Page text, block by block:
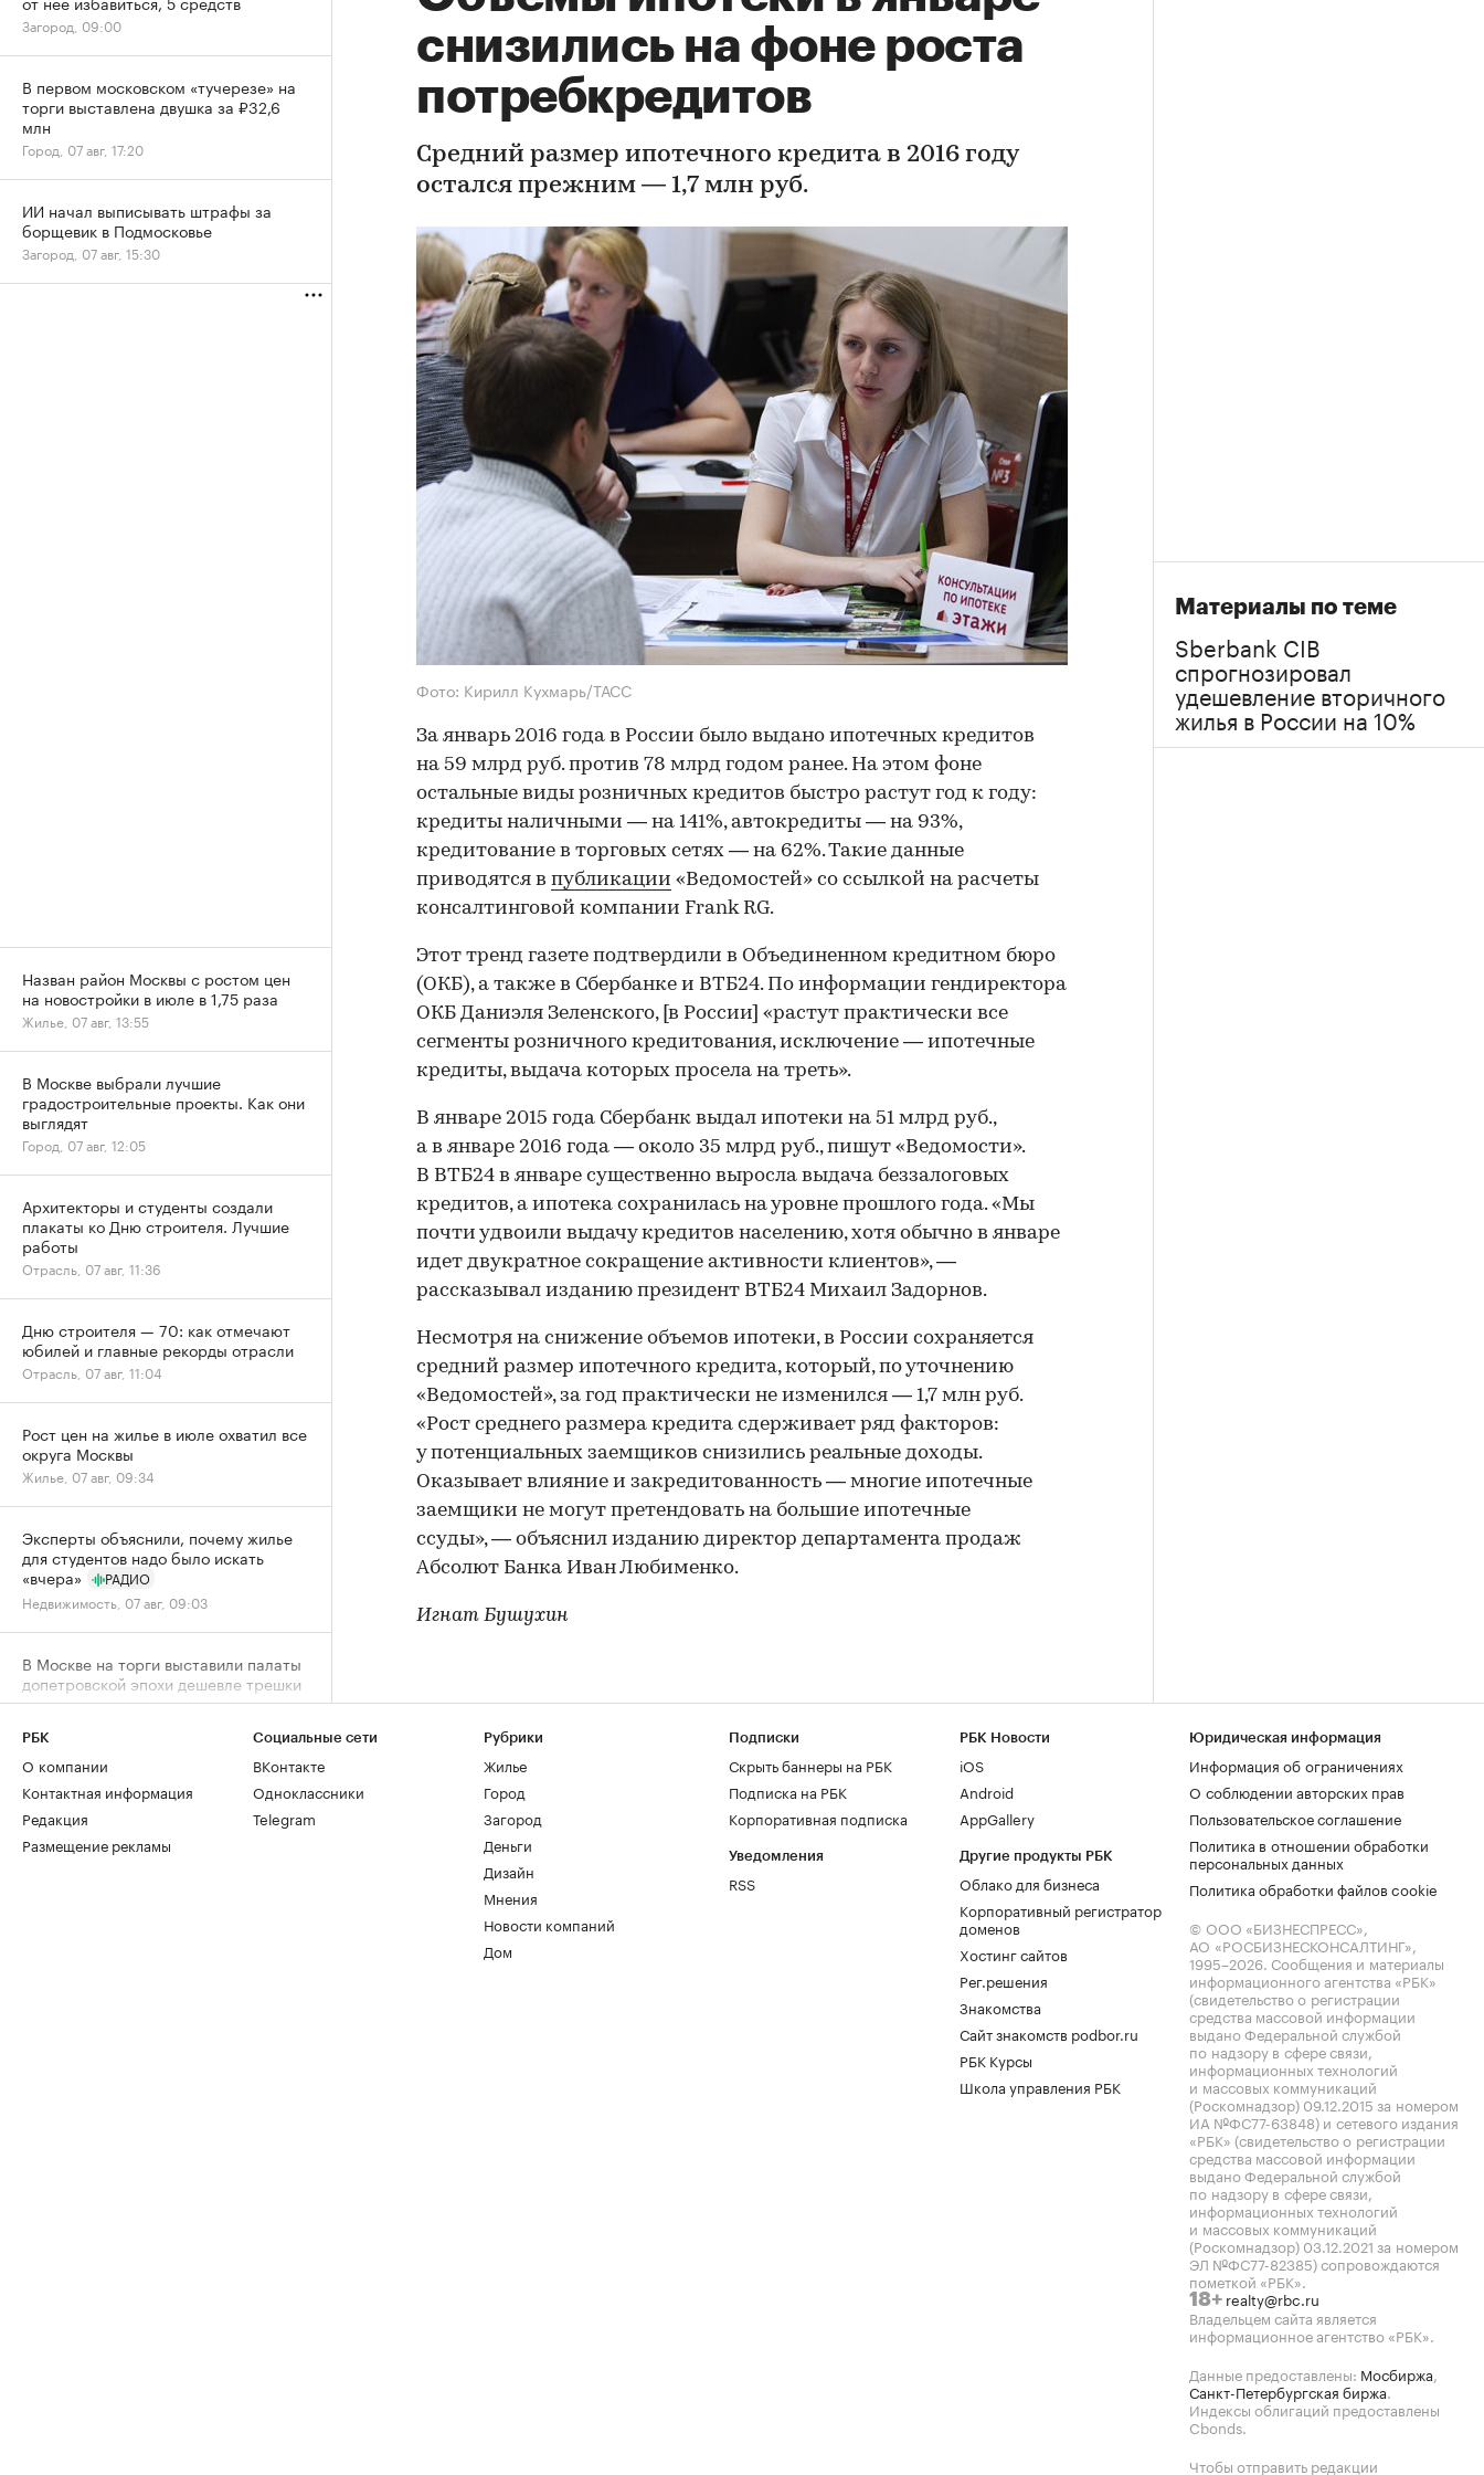
снизились на фоне роста
потребкредитов
Средний размер ипотечного кредита в 2016 году
остался прежним — 1,7 млн руб.
Фото: Кирилл Кухмарь/ТАСС
За январь 2016 года в России было выдано ипотечных кредитов
на 59 млрд руб. против 78 млрд годом ранее. На этом фоне
остальные виды розничных кредитов быстро растут год к году:
кредиты наличными — на 141%, автокредиты — на 93%,
кредитование в торговых сетях — на 62%. Такие данные
приводятся в публикации «Ведомостей» со ссылкой на расчеты
консалтинговой компании Frank RG.
Этот тренд газете подтвердили в Объединенном кредитном бюро
(ОКБ), а также в Сбербанке и ВТБ24. По информации гендиректора
ОКБ Даниэля Зеленского, [в России] «растут практически все
сегменты розничного кредитования, исключение — ипотечные
кредиты, выдача которых просела на треть».
В январе 2015 года Сбербанк выдал ипотеки на 51 млрд руб.,
а в январе 2016 года — около 35 млрд руб., пишут «Ведомости».
В ВТБ24 в январе существенно выросла выдача беззалоговых
кредитов, а ипотека сохранилась на уровне прошлого года. «Мы
почти удвоили выдачу кредитов населению, хотя обычно в январе
идет двукратное сокращение активности клиентов», —
рассказывал изданию президент ВТБ24 Михаил Задорнов.
Несмотря на снижение объемов ипотеки, в России сохраняется
средний размер ипотечного кредита, который, по уточнению
«Ведомостей», за год практически не изменился — 1,7 млн руб.
«Рост среднего размера кредита сдерживает ряд факторов:
у потенциальных заемщиков снизились реальные доходы.
Оказывает влияние и закредитованность — многие ипотечные
заемщики не могут претендовать на большие ипотечные
ссуды», — объяснил изданию директор департамента продаж
Абсолют Банка Иван Любименко.
Игнат Бушухин
Материалы по теме
Sberbank CIB
спрогнозировал
удешевление вторичного
жилья в России на 10%
Загород, 09:00
В первом московском «тучерезе» на
торги выставлена двушка за ₽32,6
млн
Город, 07 авг, 17:20
ИИ начал выписывать штрафы за
борщевик в Подмосковье
Загород, 07 авг, 15:30
Назван район Москвы с ростом цен
на новостройки в июле в 1,75 раза
Жилье, 07 авг, 13:55
В Москве выбрали лучшие
градостроительные проекты. Как они
выглядят
Город, 07 авг, 12:05
Архитекторы и студенты создали
плакаты ко Дню строителя. Лучшие
работы
Отрасль, 07 авг, 11:36
Дню строителя — 70: как отмечают
юбилей и главные рекорды отрасли
Отрасль, 07 авг, 11:04
Рост цен на жилье в июле охватил все
округа Москвы
Жилье, 07 авг, 09:34
Эксперты объяснили, почему жилье
для студентов надо было искать
«вчера»
РАДИО
Недвижимость, 07 авг, 09:03
В Москве на торги выставили палаты
допетровской эпохи дешевле трешки
Город, 06 авг, 18:07
Собянин заявил о максимальном за
пять лет темпе строительства метро
Город, 06 авг, 15:52
РБК
О компании
Контактная информация
Редакция
Размещение рекламы
Социальные сети
ВКонтакте
Одноклассники
Telegram
Рубрики
Жилье
Город
Загород
Деньги
Дизайн
Мнения
Новости компаний
Дом
Подписки
Скрыть баннеры на РБК
Подписка на РБК
Корпоративная подписка
Уведомления
RSS
РБК Новости
iOS
Android
AppGallery
Другие продукты РБК
Облако для бизнеса
Корпоративный регистратор
доменов
Хостинг сайтов
Рег.решения
Знакомства
Сайт знакомств podbor.ru
РБК Курсы
Школа управления РБК
Юридическая информация
Информация об ограничениях
О соблюдении авторских прав
Пользовательское соглашение
Политика в отношении обработки
персональных данных
Политика обработки файлов cookie
© ООО «БИЗНЕСПРЕСС»,
АО «РОСБИЗНЕСКОНСАЛТИНГ»,
1995–2026. Сообщения и материалы
информационного агентства «РБК»
(свидетельство о регистрации
средства массовой информации
выдано Федеральной службой
по надзору в сфере связи,
информационных технологий
и массовых коммуникаций
(Роскомнадзор) 09.12.2015 за номером
ИА №ФС77-63848) и сетевого издания
«РБК» (свидетельство о регистрации
средства массовой информации
выдано Федеральной службой
по надзору в сфере связи,
информационных технологий
и массовых коммуникаций
(Роскомнадзор) 03.12.2021 за номером
ЭЛ №ФС77-82385) сопровождаются
пометкой «РБК».
18+ realty@rbc.ru
Владельцем сайта является
информационное агентство «РБК».
Данные предоставлены: Мосбиржа,
Санкт-Петербургская биржа.
Индексы облигаций предоставлены
Cbonds.
Чтобы отправить редакции